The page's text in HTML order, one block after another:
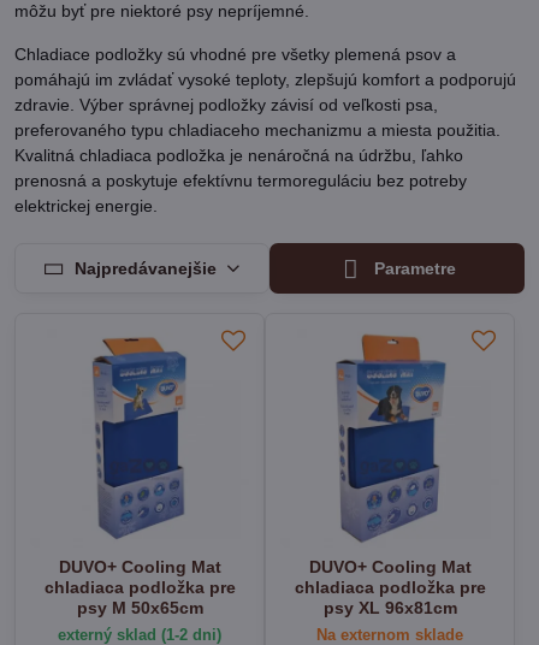
môžu byť pre niektoré psy nepríjemné.
Chladiace podložky sú vhodné pre všetky plemená psov a
pomáhajú im zvládať vysoké teploty, zlepšujú komfort a podporujú
zdravie. Výber správnej podložky závisí od veľkosti psa,
preferovaného typu chladiaceho mechanizmu a miesta použitia.
Kvalitná chladiaca podložka je nenáročná na údržbu, ľahko
prenosná a poskytuje efektívnu termoreguláciu bez potreby
elektrickej energie.
Najpredávanejšie Parametre
DUVO+ Cooling Mat
chladiaca podložka pre
psy M 50x65cm
externý sklad (1-2 dni)
DUVO+ Cooling Mat
chladiaca podložka pre
psy XL 96x81cm
Na externom sklade